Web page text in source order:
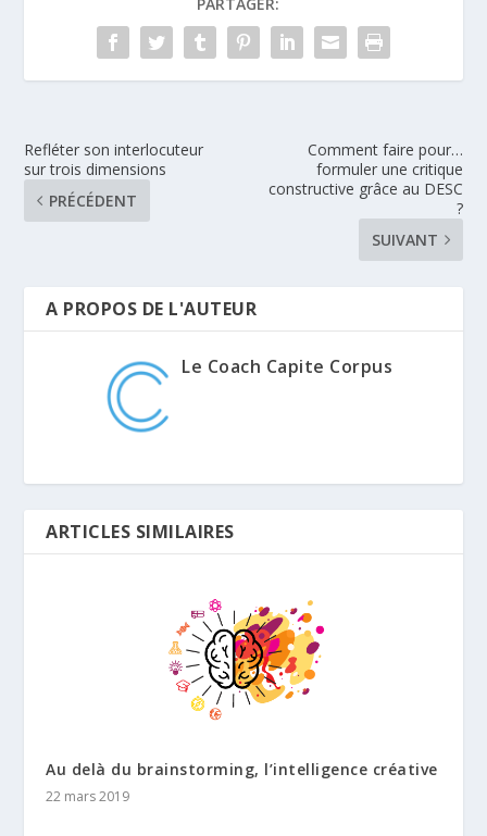
PARTAGER:
Refléter son interlocuteur
sur trois dimensions
PRÉCÉDENT
Comment faire pour…
formuler une critique
constructive grâce au DESC
?
SUIVANT
A PROPOS DE L'AUTEUR
Le Coach Capite Corpus
ARTICLES SIMILAIRES
Au delà du brainstorming, l’intelligence créative
22 mars 2019